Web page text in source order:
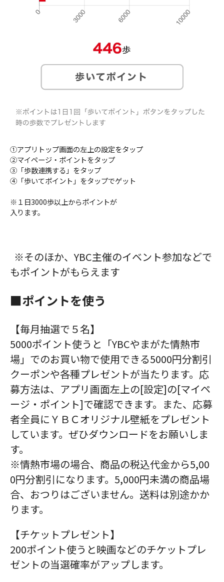
①アプリトップ画面の左上の設定をタップ
②マイページ・ポイントをタップ
③「歩数連携する」をタップ
④「歩いてポイント」をタップでゲット
※１日3000歩以上からポイントが
入ります。
※そのほか、YBC主催のイベント参加などで
もポイントがもらえます
■ポイントを使う
【毎月抽選で５名】
5000ポイント使うと「YBCやまがた情熱市
場」でのお買い物で使用できる5000円分割引
クーポンや各種プレゼントが当たります。応
募方法は、アプリ画面左上の[設定]の[マイペ
ージ・ポイント]で確認できます。また、応募
者全員にＹＢＣオリジナル壁紙をプレゼント
しています。ぜひダウンロードをお願いしま
す。
※情熱市場の場合、商品の税込代金から5,00
0円分割引になります。5,000円未満の商品場
合、おつりはございません。送料は別途かか
ります。
【チケットプレゼント】
200ポイント使うと映画などのチケットプレ
ゼントの当選確率がアップします。